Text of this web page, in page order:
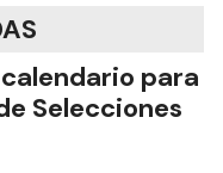
para
Selecciones